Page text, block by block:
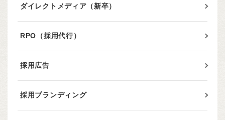
ダイレクトメディア（新卒）
RPO（採用代行）
採用広告
採用ブランディング